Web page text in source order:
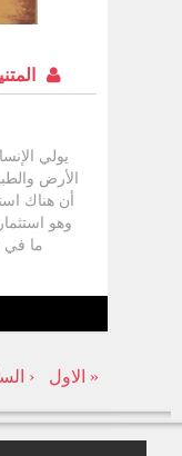
يولي
الأرض
أن هناك
وهو
ما في
« الاول ‹